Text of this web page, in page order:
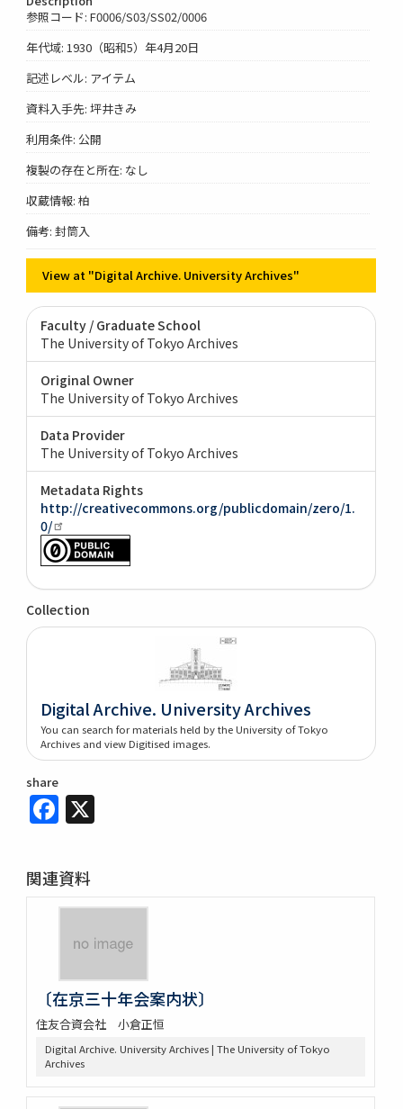
参照コード: F0006/S03/SS02/0006
年代域: 1930（昭和5）年4月20日
記述レベル: アイテム
資料入手先: 坪井きみ
利用条件: 公開
複製の存在と所在: なし
収蔵情報: 柏
備考: 封筒入
View at "Digital Archive. University Archives"
Faculty / Graduate School
The University of Tokyo Archives
Original Owner
The University of Tokyo Archives
Data Provider
The University of Tokyo Archives
Metadata Rights
http://creativecommons.org/publicdomain/zero/1.
0/
Collection
Digital Archive. University Archives
You can search for materials held by the University of Tokyo
Archives and view Digitised images.
share
Facebook
関連資料
〔在京三十年会案内状〕
住友合資会社 小倉正恒
Digital Archive. University Archives | The University of Tokyo
Archives